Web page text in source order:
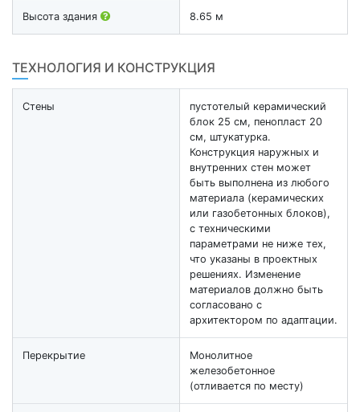
Высота здания 8.65 м
ТЕХНОЛОГИЯ И КОНСТРУКЦИЯ
Стены
пустотелый керамический
блок 25 см, пенопласт 20
см, штукатурка.
Конструкция наружных и
внутренних стен может
быть выполнена из любого
материала (керамических
или газобетонных блоков),
с техническими
параметрами не ниже тех,
что указаны в проектных
решениях. Изменение
материалов должно быть
согласовано с
архитектором по адаптации.
Перекрытие
Монолитное
железобетонное
(отливается по месту)